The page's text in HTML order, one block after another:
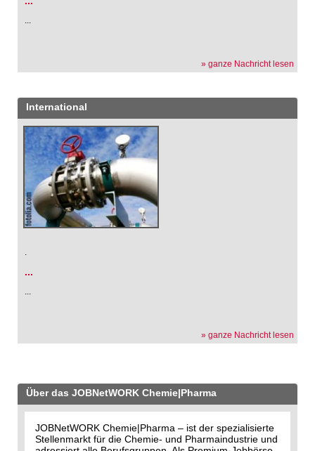
...
» ganze Nachricht lesen
International
.
...
...
» ganze Nachricht lesen
Über das JOBNetWORK Chemie|Pharma
JOBNetWORK Chemie|Pharma – ist der spezialisierte
Stellenmarkt für die Chemie- und Pharmaindustrie und